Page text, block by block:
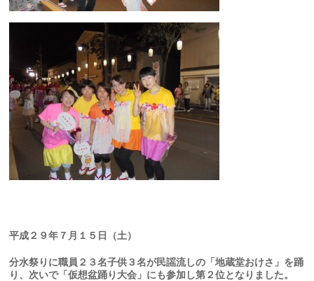
平成２９年７月１５日（土）
分水祭りに職員２３名子供３名が民謡流しの「地蔵堂おけさ」を踊
り、次いで「仮想盆踊り大会」にも参加し第２位となりました。